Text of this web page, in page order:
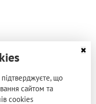
що
сайтом та
cookies